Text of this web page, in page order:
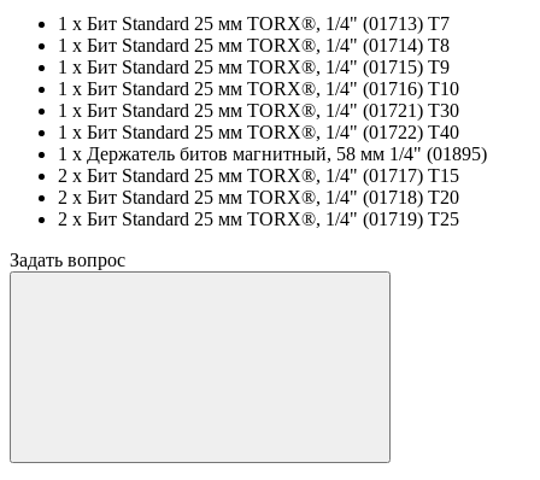
1 x Бит Standard 25 мм TORX®, 1/4" (01713) T7
1 x Бит Standard 25 мм TORX®, 1/4" (01714) T8
1 x Бит Standard 25 мм TORX®, 1/4" (01715) T9
1 x Бит Standard 25 мм TORX®, 1/4" (01716) T10
1 x Бит Standard 25 мм TORX®, 1/4" (01721) T30
1 x Бит Standard 25 мм TORX®, 1/4" (01722) T40
1 x Держатель битов магнитный, 58 мм 1/4" (01895)
2 x Бит Standard 25 мм TORX®, 1/4" (01717) T15
2 x Бит Standard 25 мм TORX®, 1/4" (01718) T20
2 x Бит Standard 25 мм TORX®, 1/4" (01719) T25
Задать вопрос